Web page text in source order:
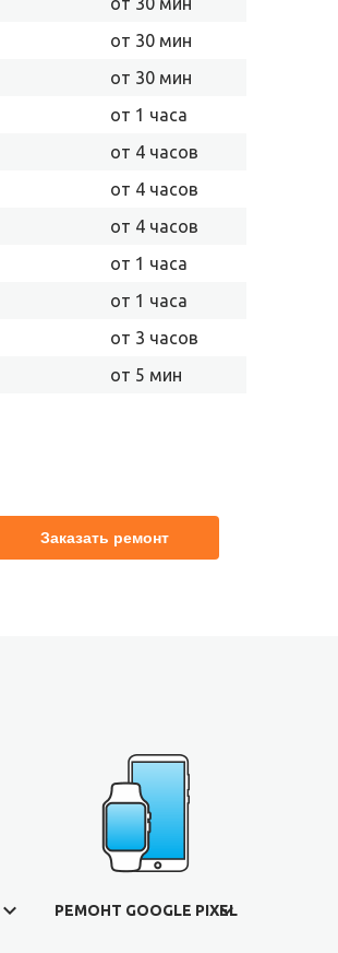
от 30 мин
от 30 мин
от 1 часа
от 4 часов
от 4 часов
от 4 часов
от 1 часа
от 1 часа
от 3 часов
от 5 мин
РЕМОНТ GOOGLE PIXEL